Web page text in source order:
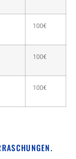
100€
100€
100€